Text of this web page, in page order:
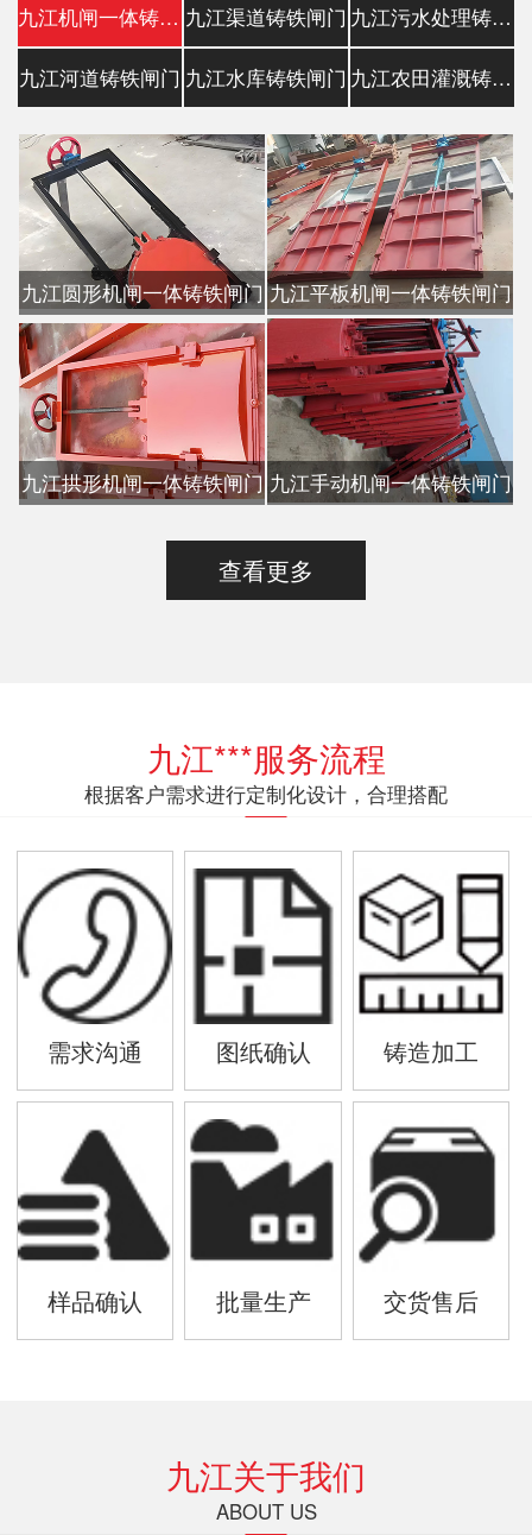
九江机闸一体铸铁闸门 九江渠道铸铁闸门 九江污水处理铸铁镶铜闸门
九江河道铸铁闸门 九江水库铸铁闸门 九江农田灌溉铸铁闸门
九江圆形机闸一体铸铁闸门 九江平板机闸一体铸铁闸门
九江拱形机闸一体铸铁闸门 九江手动机闸一体铸铁闸门
查看更多
九江***服务流程
根据客户需求进行定制化设计，合理搭配
需求沟通 图纸确认 铸造加工
样品确认 批量生产 交货售后
九江关于我们
ABOUT US